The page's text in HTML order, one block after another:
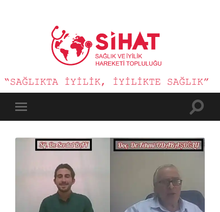
Sağlık
ve
İyilik
mobile
Toggle